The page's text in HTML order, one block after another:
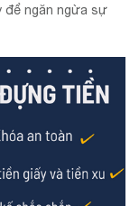
để ngăn ngừa sự